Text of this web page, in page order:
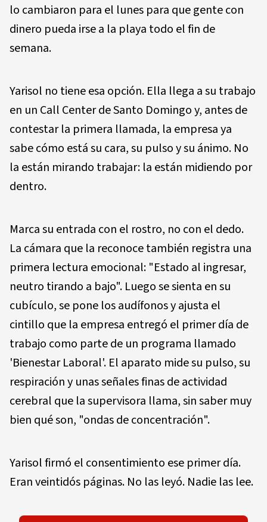
lo cambiaron para el lunes para que gente con
dinero pueda irse a la playa todo el fin de
semana.
Yarisol no tiene esa opción. Ella llega a su trabajo
en un Call Center de Santo Domingo y, antes de
contestar la primera llamada, la empresa ya
sabe cómo está su cara, su pulso y su ánimo. No
la están mirando trabajar: la están midiendo por
dentro.
Marca su entrada con el rostro, no con el dedo.
La cámara que la reconoce también registra una
primera lectura emocional: "Estado al ingresar,
neutro tirando a bajo". Luego se sienta en su
cubículo, se pone los audífonos y ajusta el
cintillo que la empresa entregó el primer día de
trabajo como parte de un programa llamado
'Bienestar Laboral'. El aparato mide su pulso, su
respiración y unas señales finas de actividad
cerebral que la supervisora llama, sin saber muy
bien qué son, "ondas de concentración".
Yarisol firmó el consentimiento ese primer día.
Eran veintidós páginas. No las leyó. Nadie las lee.